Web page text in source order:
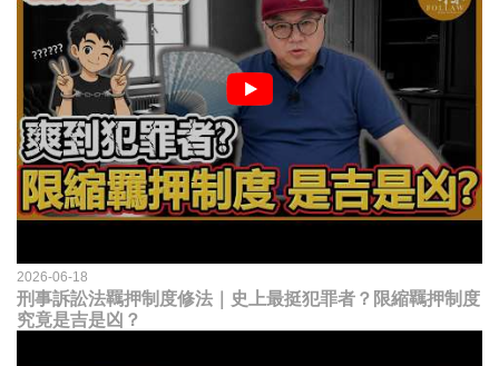
2026-06-18
刑事訴訟法羈押制度修法｜史上最挺犯罪者？限縮羈押制度
究竟是吉是凶？